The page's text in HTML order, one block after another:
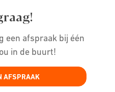
een afspraak bij één
in de buurt!
AFSPRAAK